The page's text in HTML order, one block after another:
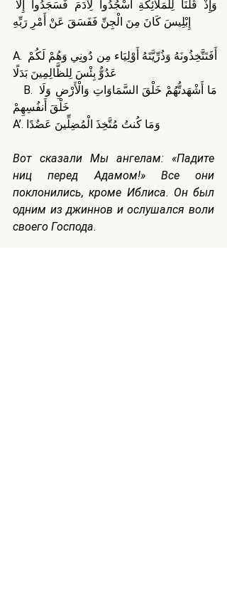
إِبْلِيسَ كَانَ مِنَ الْجِنِّ فَفَسَقَ عَنْ أَمْرِ رَبِّهِ
A. أَفَتَتَّخِذُونَهُ وَذُرِّيَّتَهُ أَوْلِيَاء مِن دُونِي وَهُمْ لَكُمْ
عَدُوٌّ بِئْسَ لِلظَّالِمِينَ بَدَلًا
خَلْقَ أَنفُسِهِمْ
A’. وَمَا كُنتُ مُتَّخِذَ الْمُضِلِّينَ عَضُدًا
Вот сказали Мы ангелам: «Падите
ниц перед Адамом!» Все они
поклонились, кроме Иблиса. Он был
одним из джиннов и ослушался воли
своего Господа.